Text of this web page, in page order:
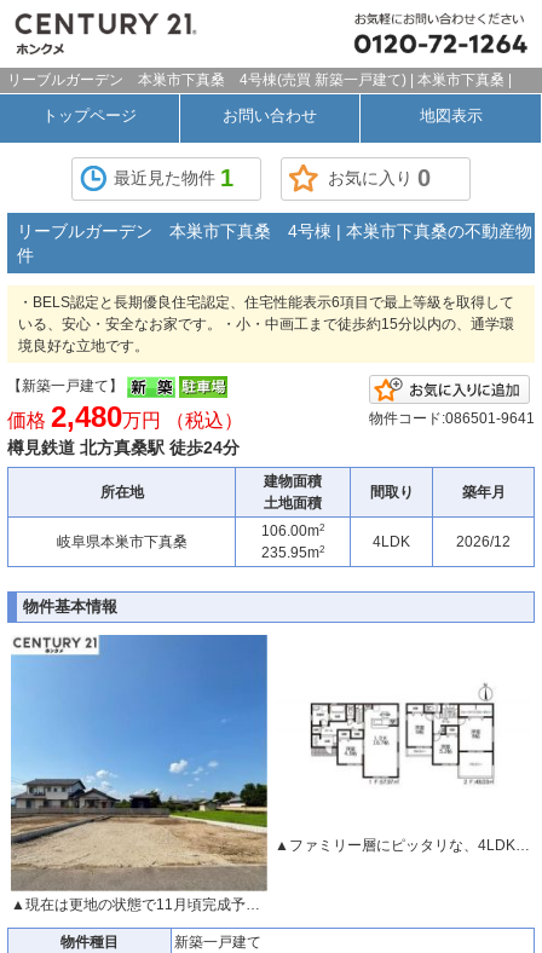
リーブルガーデン 本巣市下真桑 4号棟(売買 新築一戸建て) | 本巣市下真桑 |
トップページ お問い合わせ 地図表示
最近見た物件 1 お気に入り 0
リーブルガーデン 本巣市下真桑 4号棟 | 本巣市下真桑の不動産物
件
・BELS認定と長期優良住宅認定、住宅性能表示6項目で最上等級を取得して
いる、安心・安全なお家です。・小・中画工まで徒歩約15分以内の、通学環
境良好な立地です。
【新築一戸建て】
価格 2,480万円 （税込）
樽見鉄道 北方真桑駅 徒歩24分
物件コード:086501-9641
所在地
建物面積
土地面積
間取り 築年月
岐阜県本巣市下真桑
106.00m2
235.95m2 4LDK 2026/12
物件基本情報
▲現在は更地の状態で11月頃完成予定です。
▲ファミリー層にピッタリな、4LDKです。
物件種目
新築一戸建て